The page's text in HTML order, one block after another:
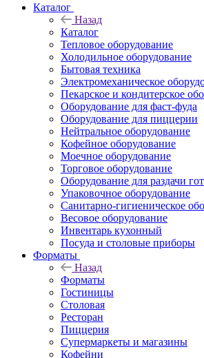
Каталог
Назад
Каталог
Тепловое оборудование
Холодильное оборудование
Бытовая техника
Электромеханическое
Пекарское и кондитерское
Оборудование для фаст-фуда
Оборудование для пиццерии
Нейтральное оборудование
Кофейное оборудование
Моечное оборудование
Торговое оборудование
Оборудование для раздачи
Упаковочное оборудование
Санитарно-гигиеническое
Весовое оборудование
Инвентарь кухонный
Посуда и столовые приборы
Форматы
Назад
Форматы
Гостиницы
Столовая
Ресторан
Пиццерия
Супермаркеты и магазины
Кофейни